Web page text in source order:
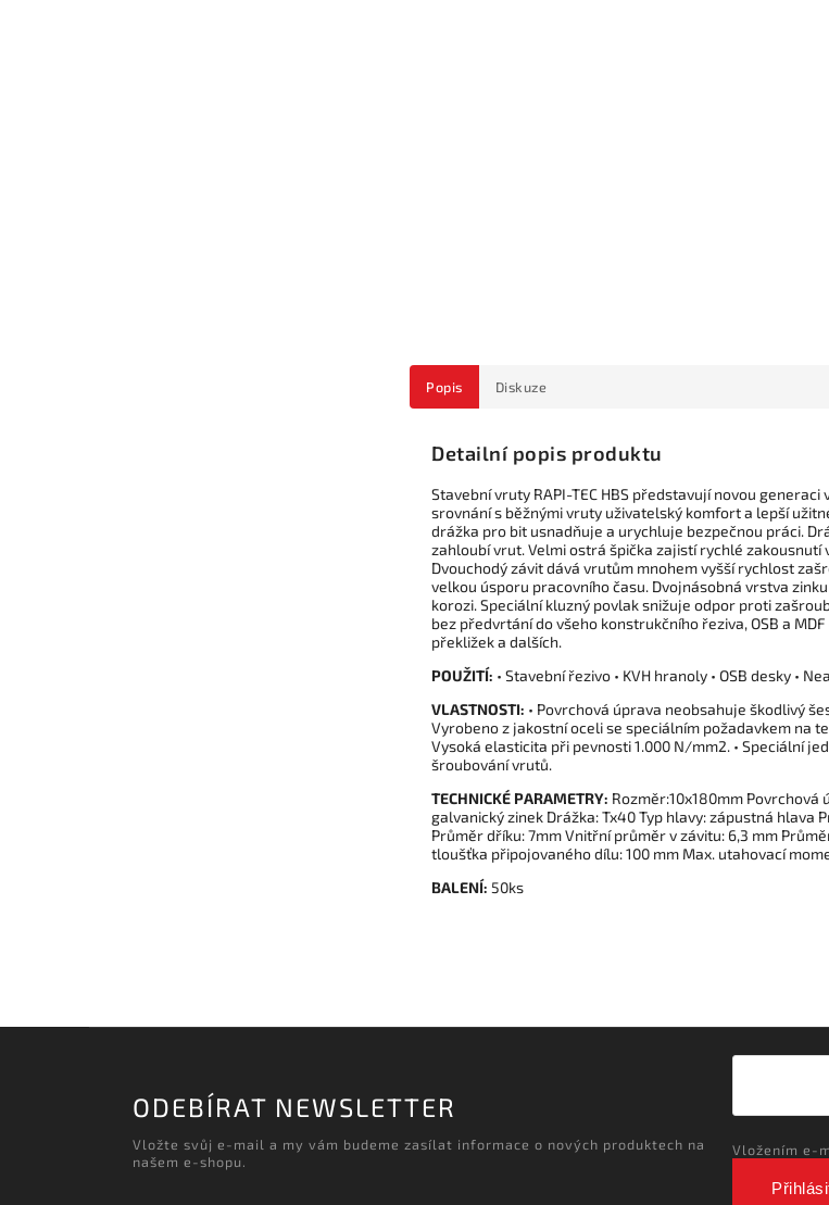
Popis Diskuze
Detailní popis produktu
Stavební vruty RAPI-TEC HBS představují novou
srovnání s běžnými vruty uživatelský komfort a lepší
drážka pro bit usnadňuje a urychluje bezpečnou práci.
zahloubí vrut. Velmi ostrá špička zajistí rychlé zakousnutí
Dvouchodý závit dává vrutům mnohem vyšší rychlost
velkou úsporu pracovního času. Dvojnásobná vrstva
korozi. Speciální kluzný povlak snižuje odpor proti
bez předvrtání do všeho konstrukčního řeziva, OSB a
překližek a dalších.
POUŽITÍ: • Stavební řezivo • KVH hranoly • OSB desky •
VLASTNOSTI: • Povrchová úprava neobsahuje škodlivý
Vyrobeno z jakostní oceli se speciálním požadavkem na
Vysoká elasticita při pevnosti 1.000 N/mm2. • Speciální
šroubování vrutů.
TECHNICKÉ PARAMETRY: Rozměr:10x180mm Povrchová
galvanický zinek Drážka: Tx40 Typ hlavy: zápustná hlava
Průměr dříku: 7mm Vnitřní průměr v závitu: 6,3 mm
tloušťka připojovaného dílu: 100 mm Max. utahovací
BALENÍ: 50ks
ODEBÍRAT NEWSLETTER
Vložte svůj e-mail a my vám budeme zasílat informace o nových produktech na
našem e-shopu.
Vložením e-